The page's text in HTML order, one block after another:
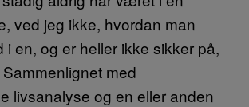
ved jeg ikke, hvordan man
i en, og er heller ikke sikker på,
med
livsanalyse og en eller anden